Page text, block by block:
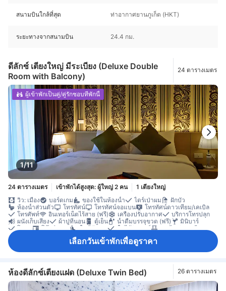
สนามบินใกล้ที่สุด ท่าอากาศยานภูเก็ต (HKT)
ระยะทางจากสนามบิน 24.4 กม.
ดีลักซ์ เตียงใหญ่ มีระเบียง (Deluxe Double
Room with Balcony)
24 ตารางเมตร
1/11
ผู้เข้าพักเป็นคู่/คู่รักชอบที่พักนี้
24 ตารางเมตร เข้าพักได้สูงสุด: ผู้ใหญ่ 2 คน
1 เตียงใหญ่
วิว: เมือง
บอร์ดเกม ของใช้ในห้องน้ำ ไดร์เป่าผม
ฝักบัว
ห้องน้ำส่วนตัว
โทรทัศน์ โทรทัศน์จอแบน
โทรทัศน์ดาวเทียม/เคเบิล
โทรศัพท์
อินเทอร์เน็ตไร้สาย (ฟรี) เครื่องปรับอากาศ
บริการโทรปลุก
ผนังเก็บเสียง
ผ้าปูที่นอน ตู้เย็น น้ำดื่มบรรจุขวด (ฟรี)
มินิบาร์
โซฟา
โต๊ะทำงาน พื้นที่นั่งเล่น พื้นไม้/ปาเกต์
ระเบียง/ชานเรือน
ราวตากผ้า ตู้เซฟในห้องพัก
เลือกวันเข้าพักเพื่อดูราคา
ห้องดีลักซ์เตียงแฝด (Deluxe Twin Bed) 26 ตารางเมตร